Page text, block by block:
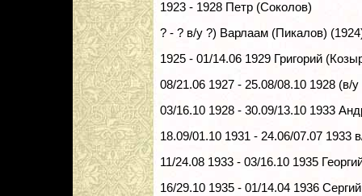
1923 - 1928 Петр (Соколов)
? - ? в/у ?) Варлаам (Пикалов)
1925 - 01/14.06 1929 Григорий
08/21.06 1927 - 25.08/08.10 1928
03/16.10 1928 - 30.09/13.10 1933
18.09/01.10 1931 - 24.06/07.07 1933
11/24.08 1933 - 03/16.10 1935
16/29.10 1935 - 01/14.04 1936